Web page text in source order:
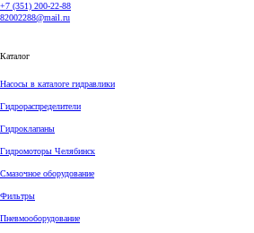
+7 (351) 200-22-88
82002288@mail.ru
Каталог
Насосы в каталоге гидравлики
Гидрораспределители
Гидроклапаны
Гидромоторы Челябинск
Смазочное оборудование
Фильтры
Пневмооборудование